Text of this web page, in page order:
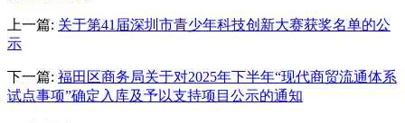
上一篇: 关于第41届深圳市青少年科技创新大赛获奖名单的公
示
下一篇: 福田区商务局关于对2025年下半年“现代商贸流通体系
试点事项”确定入库及予以支持项目公示的通知